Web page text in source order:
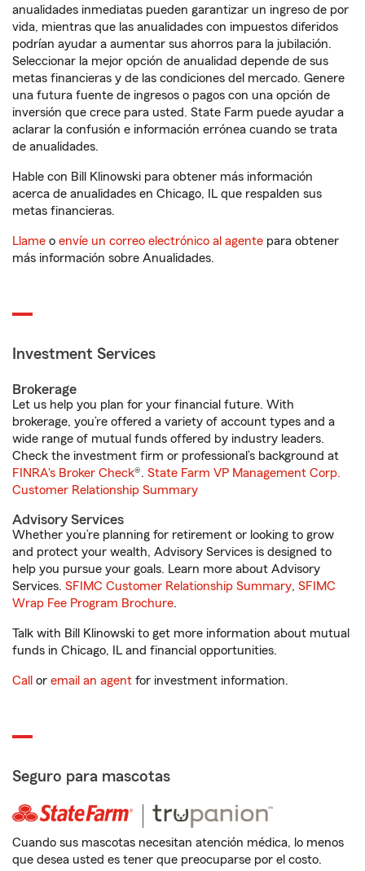
anualidades inmediatas pueden garantizar un ingreso de por
vida, mientras que las anualidades con impuestos diferidos
podrían ayudar a aumentar sus ahorros para la jubilación.
Seleccionar la mejor opción de anualidad depende de sus
metas financieras y de las condiciones del mercado. Genere
una futura fuente de ingresos o pagos con una opción de
inversión que crece para usted. State Farm puede ayudar a
aclarar la confusión e información errónea cuando se trata
de anualidades.
Hable con Bill Klinowski para obtener más información
acerca de anualidades en Chicago, IL que respalden sus
metas financieras.
Llame o envíe un correo electrónico al agente para obtener
más información sobre Anualidades.
Investment Services
Brokerage
Let us help you plan for your financial future. With
brokerage, you’re offered a variety of account types and a
wide range of mutual funds offered by industry leaders.
Check the investment firm or professional’s background at
FINRA's Broker Check®. State Farm VP Management Corp.
Customer Relationship Summary
Advisory Services
Whether you’re planning for retirement or looking to grow
and protect your wealth, Advisory Services is designed to
help you pursue your goals. Learn more about Advisory
Services. SFIMC Customer Relationship Summary, SFIMC
Wrap Fee Program Brochure.
Talk with Bill Klinowski to get more information about mutual
funds in Chicago, IL and financial opportunities.
Call or email an agent for investment information.
Seguro para mascotas
Cuando sus mascotas necesitan atención médica, lo menos
que desea usted es tener que preocuparse por el costo.